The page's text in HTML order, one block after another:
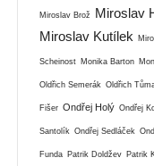
Miroslav Brož Miroslav
Miroslav Kutílek
Scheinost Monika Barton
Oldřich Semerák Oldřich
Fišer Ondřej Holý Ondřej
Santolík Ondřej Sedláček
Funda Patrik Doldžev Patrik